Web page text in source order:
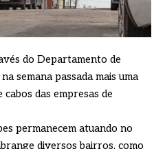
do Departamento de
semana passada mais uma
das empresas de
permanecem atuando no
diversos bairros, como